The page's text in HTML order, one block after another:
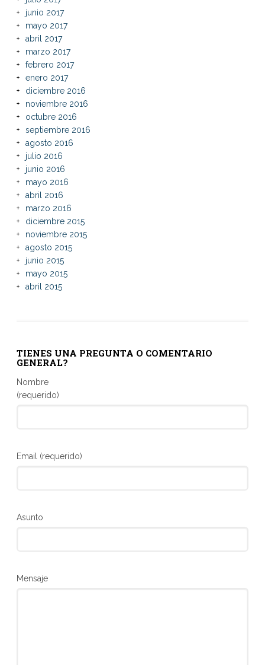
junio 2017
mayo 2017
abril 2017
marzo 2017
febrero 2017
enero 2017
diciembre 2016
noviembre 2016
octubre 2016
septiembre 2016
agosto 2016
julio 2016
junio 2016
mayo 2016
abril 2016
marzo 2016
diciembre 2015
noviembre 2015
agosto 2015
junio 2015
mayo 2015
abril 2015
TIENES UNA PREGUNTA O COMENTARIO
GENERAL?
Nombre
(requerido)
Email (requerido)
Asunto
Mensaje